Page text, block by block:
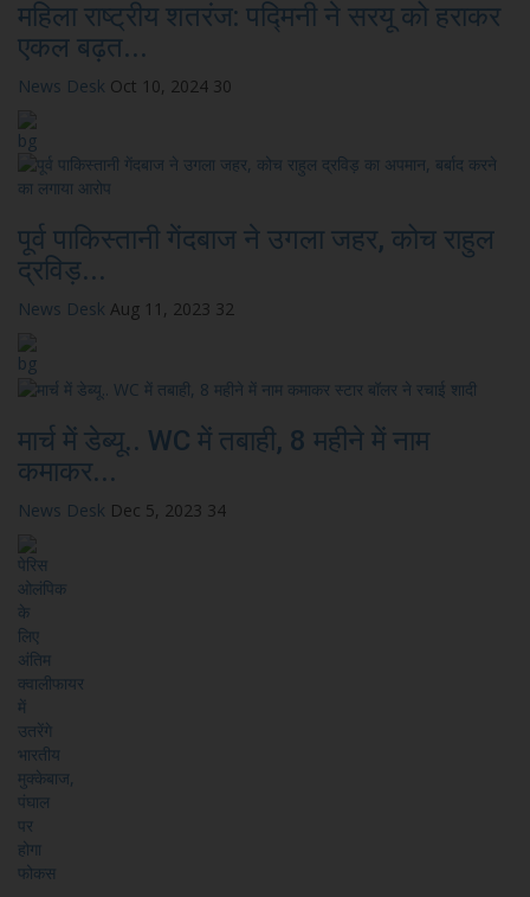
महिला राष्ट्रीय शतरंज: पद्मिनी ने सरयू को हराकर
एकल बढ़त...
News Desk Oct 10, 2024 30
पूर्व पाकिस्तानी गेंदबाज ने उगला जहर, कोच राहुल
द्रविड़...
News Desk Aug 11, 2023 32
मार्च में डेब्यू.. WC में तबाही, 8 महीने में नाम
कमाकर...
News Desk Dec 5, 2023 34